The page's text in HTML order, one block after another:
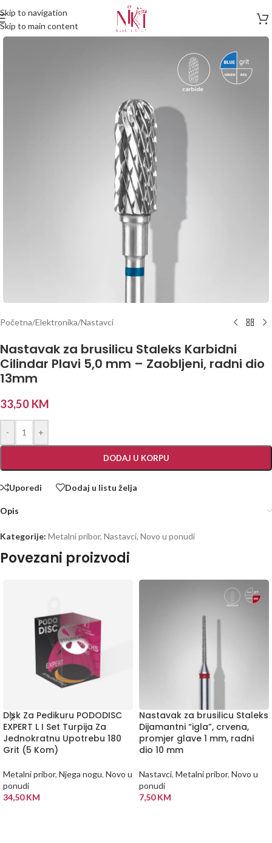
Skip to navigation
Skip to main content
Početna/Elektronika/Nastavci
Nastavak za brusilicu Staleks Karbidni
Cilindar Plavi 5,0 mm – Zaobljeni, radni dio
13mm
33,50 KM
- +
DODAJ U KORPU
Uporedi Dodaj u listu želja
Opis
Kategorije: Metalni pribor, Nastavci, Novo u ponudi
Povezani proizvodi
Disk Za Pedikuru PODODISC
EXPERT L I Set Turpija Za
Jednokratnu Upotrebu 180
Grit (5 Kom)
Metalni pribor, Njega nogu, Novo u
ponudi
34,50KM
Nastavak za brusilicu Staleks
Dijamantni “igla”, crvena,
promjer glave 1 mm, radni
dio 10 mm
Nastavci, Metalni pribor, Novo u
ponudi
7,50KM